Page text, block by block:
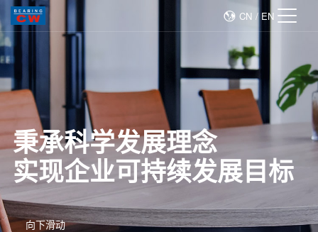
CN / EN
秉承科学发展理念
实现企业可持续发展目标
向下滑动